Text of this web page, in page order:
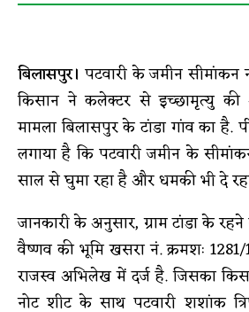
बिलासपुर। पटवारी के जमीन
किसान ने कलेक्टर से इच्छामृत्यु की
मामला बिलासपुर के टांडा गांव का है.
लगाया है कि पटवारी जमीन के
साल से घुमा रहा है और धमकी भी दे
जानकारी के अनुसार, ग्राम टांडा के
वैष्णव की भूमि खसरा नं. क्रमशः
राजस्व अभिलेख में दर्ज है. जिसका
नोट शीट के साथ पटवारी शशांक